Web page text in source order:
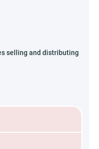
selling and distributing